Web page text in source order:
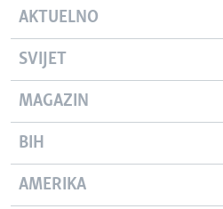
AKTUELNO
SVIJET
MAGAZIN
BIH
AMERIKA